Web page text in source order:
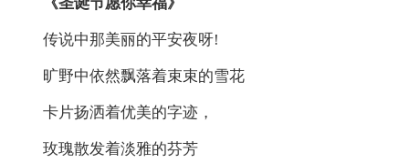
传说中那美丽的平安夜呀!
旷野中依然飘落着束束的雪花
卡片扬洒着优美的字迹，
玫瑰散发着淡雅的芬芳